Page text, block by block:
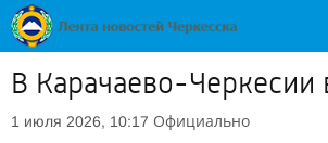
В Карачаево-
1 июля 2026, 10:17 Официально